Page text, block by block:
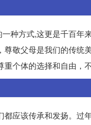
种方式,这更是千百年
敬父母是我们的传
个体的选择和自由，
应该传承和发扬。过